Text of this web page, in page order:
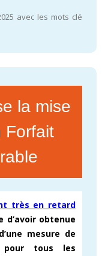
avec les mots clé
la mise
Forfait
très en retard
d’avoir obtenue
mesure de
pour tous les